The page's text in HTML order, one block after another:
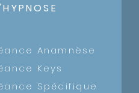
Anamnèse
Keys
Spécifique